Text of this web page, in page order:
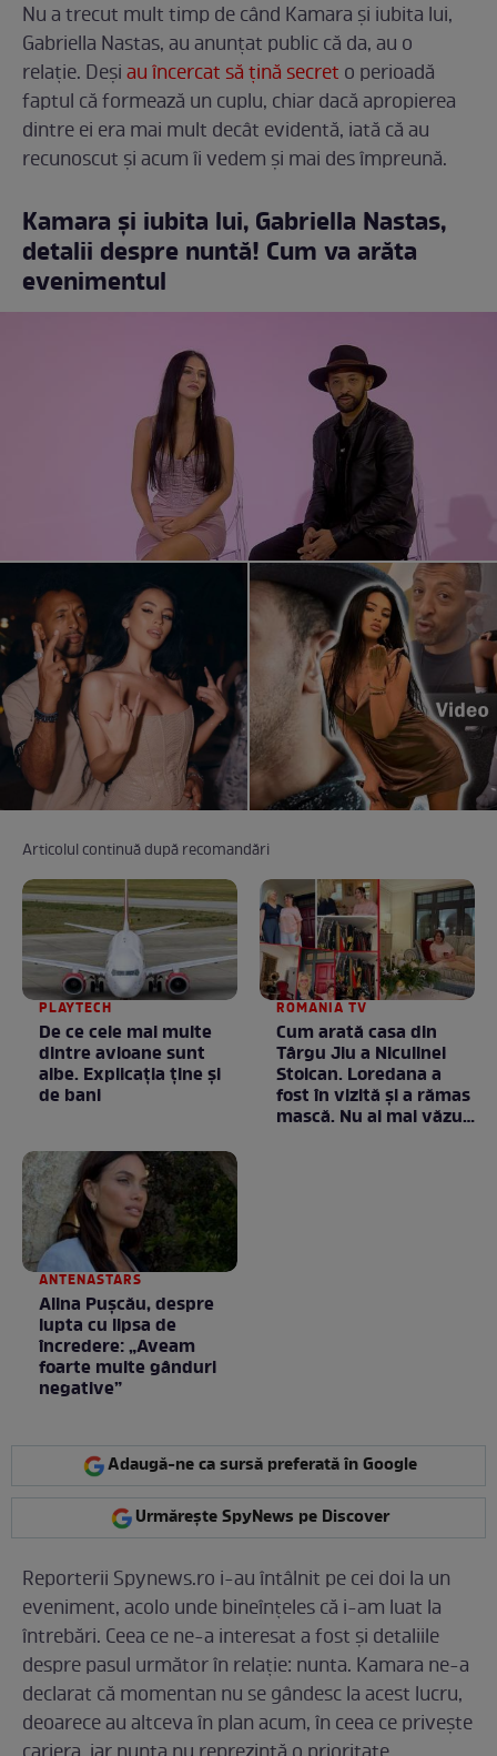
Nu a trecut mult timp de când Kamara și iubita lui,
Gabriella Nastas, au anunțat public că da, au o
relație. Deșiau încercat să țină secret o perioadă
faptul că formează un cuplu, chiar dacă apropierea
dintre ei era mai mult decât evidentă, iată că au
recunoscut și acum îi vedem și mai des împreună.
Kamara și iubita lui, Gabriella Nastas,
detalii despre nuntă! Cum va arăta
evenimentul
Articolul continuă după recomandări
PLAYTECH
De ce cele mai multe
dintre avioane sunt
albe. Explicația ține și
de bani
ROMANIA TV
Cum arată casa din
Târgu Jiu a Niculinei
Stoican. Loredana a
fost în vizită și a rămas
mască. Nu ai mai văzut
ANTENASTARS
Alina Pușcău, despre
lupta cu lipsa de
încredere: „Aveam
foarte multe gânduri
negative”
Adaugă-ne ca sursă preferată în Google
Urmărește SpyNews pe Discover
Reporterii Spynews.ro i-au întâlnit pe cei doi la un
eveniment, acolo unde bineînțeles că i-am luat la
întrebări. Ceea ce ne-a interesat a fost și detaliile
despre pasul următor în relație: nunta. Kamara ne-a
declarat că momentan nu se gândesc la acest lucru,
deoarece au altceva în plan acum, în ceea ce privește